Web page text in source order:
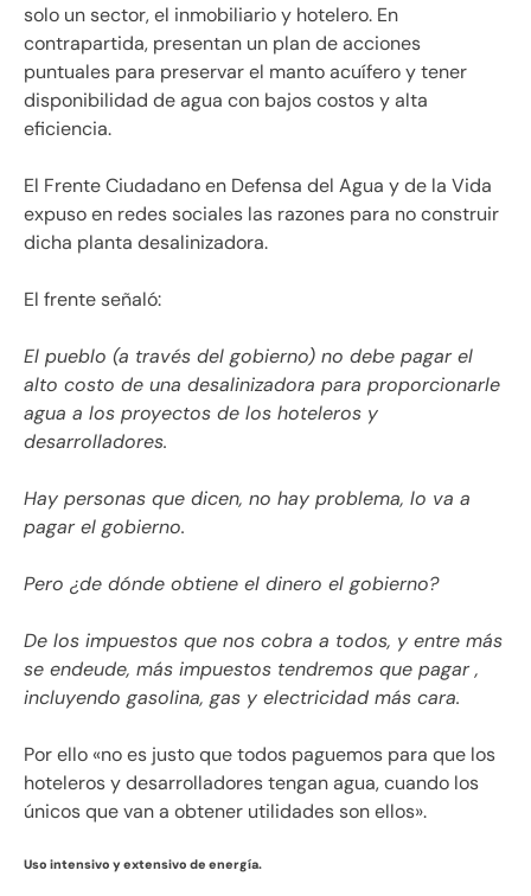
solo un sector, el inmobiliario y hotelero. En
contrapartida, presentan un plan de acciones
puntuales para preservar el manto acuífero y tener
disponibilidad de agua con bajos costos y alta
eficiencia.
El Frente Ciudadano en Defensa del Agua y de la Vida
expuso en redes sociales las razones para no construir
dicha planta desalinizadora.
El frente señaló:
El pueblo (a través del gobierno) no debe pagar el
alto costo de una desalinizadora para proporcionarle
agua a los proyectos de los hoteleros y
desarrolladores.
Hay personas que dicen, no hay problema, lo va a
pagar el gobierno.
Pero ¿de dónde obtiene el dinero el gobierno?
De los impuestos que nos cobra a todos, y entre más
se endeude, más impuestos tendremos que pagar ,
incluyendo gasolina, gas y electricidad más cara.
Por ello «no es justo que todos paguemos para que los
hoteleros y desarrolladores tengan agua, cuando los
únicos que van a obtener utilidades son ellos».
Uso intensivo y extensivo de energía.